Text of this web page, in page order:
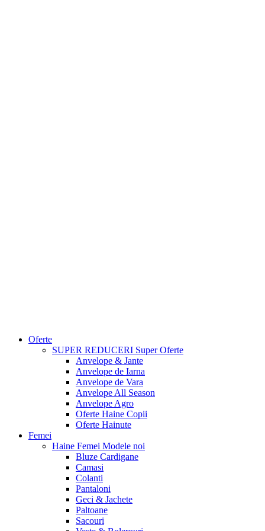
Oferte
SUPER REDUCERI Super Oferte
Anvelope & Jante
Anvelope de Iarna
Anvelope de Vara
Anvelope All Season
Anvelope Agro
Oferte Haine Copii
Oferte Hainute
Femei
Haine Femei Modele noi
Bluze Cardigane
Camasi
Colanti
Pantaloni
Geci & Jachete
Paltoane
Sacouri